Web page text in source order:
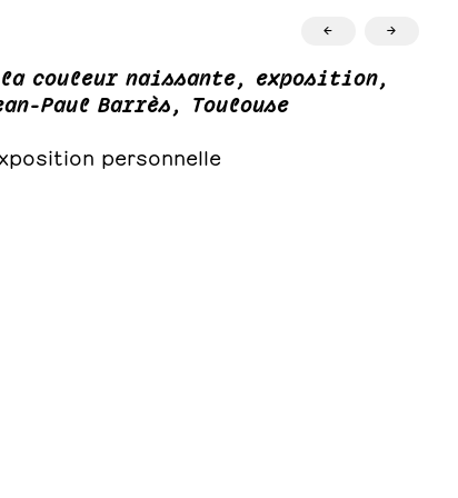
← →
la couleur naissante, exposition,
Paul Barrès, Toulouse
personnelle